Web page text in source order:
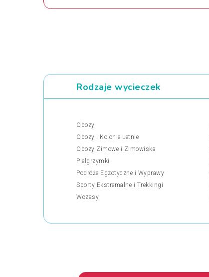
Rodzaje wycieczek
Obozy
Obozy i Kolonie Letnie
Obozy Zimowe i Zimowiska
Pielgrzymki
Podróże Egzotyczne i Wyprawy
Sporty Ekstremalne i Trekkingi
Wczasy